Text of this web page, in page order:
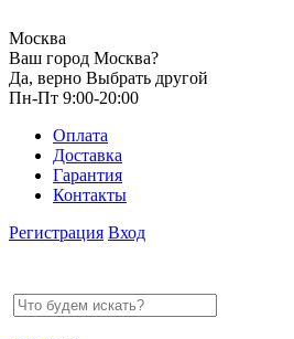
Москва
Ваш город Москва?
Да, верно Выбрать другой
Пн-Пт 9:00-20:00
Оплата
Доставка
Гарантия
Контакты
Регистрация Вход